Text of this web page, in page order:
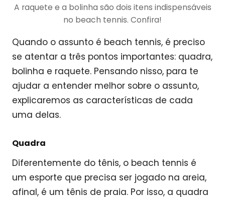
A raquete e a bolinha são dois itens indispensáveis
no beach tennis. Confira!
Quando o assunto é beach tennis, é preciso
se atentar a três pontos importantes: quadra,
bolinha e raquete. Pensando nisso, para te
ajudar a entender melhor sobre o assunto,
explicaremos as características de cada
uma delas.
Quadra
Diferentemente do tênis, o beach tennis é
um esporte que precisa ser jogado na areia,
afinal, é um tênis de praia. Por isso, a quadra